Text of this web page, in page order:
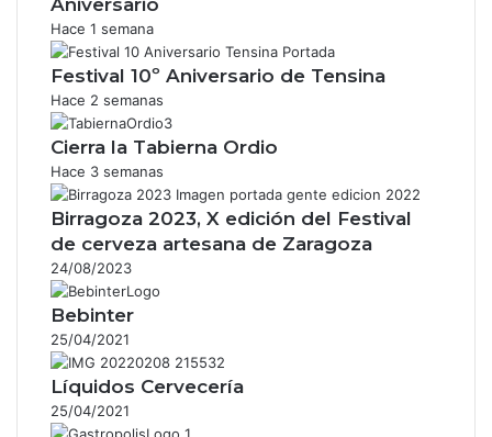
Hace 1 semana
Festival 10º Aniversario de Tensina
Hace 2 semanas
Cierra la Tabierna Ordio
Hace 3 semanas
Birragoza 2023, X edición del Festival
de cerveza artesana de Zaragoza
24/08/2023
Bebinter
25/04/2021
Líquidos Cervecería
25/04/2021